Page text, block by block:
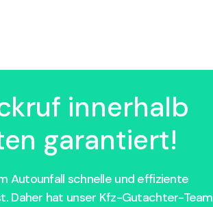
innerhalb
garantiert!
Autounfall schnelle und effiziente
Daher hat unser Kfz-Gutachter-Team